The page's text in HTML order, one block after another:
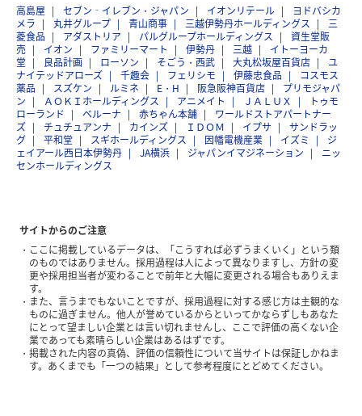
高島屋 セブン‐イレブン・ジャパン イオンリテール
ヨドバシカ
メラ
丸井グループ 青山商事 三越伊勢丹ホールディングス
三
菱食品
アダストリア パルグループホールディングス
資生堂販
売
イオン ファミリーマート 伊勢丹 三越
イトーヨーカ
堂
良品計画 ローソン そごう・西武 大丸松坂屋百貨店
ユ
ナイテッドアローズ
千趣会 フェリシモ 伊藤忠食品
コスモス
薬品
スズケン ルミネ E・H 阪急阪神百貨店
プリモジャパ
ン
ＡＯＫＩホールディングス アニメイト ＪＡＬＵＸ
トゥモ
ローランド
ベルーナ 赤ちゃん本舗
ワールドストアパートナー
ズ
チュチュアンナ カインズ ＩＤＯＭ イプサ
サンドラッ
グ
平和堂 スギホールディングス 因幡電機産業 イズミ
ジ
ェイアール西日本伊勢丹
JA横浜 ジャパンイマジネーション
ニッ
センホールディングス
サイトからのご注意
ここに掲載しているデータは、「こうすれば必ずうまくいく」という類
のものではありません。採用過程は人によって異なりますし、方針の変
更や採用担当者が変わることで前年と大幅に変更される場合もありえま
す。
また、言うまでもないことですが、採用過程に対する感じ方は主観的な
ものに過ぎません。他人が誉めているからといってかならずしもあなた
にとって望ましい企業とは言い切れませんし、ここで評価の高くない企
業であっても素晴らしい企業はあるはずです。
掲載された内容の真偽、評価の信頼性について当サイトは保証しかねま
す。あくまでも「一つの結果」として参考程度にとどめてください。